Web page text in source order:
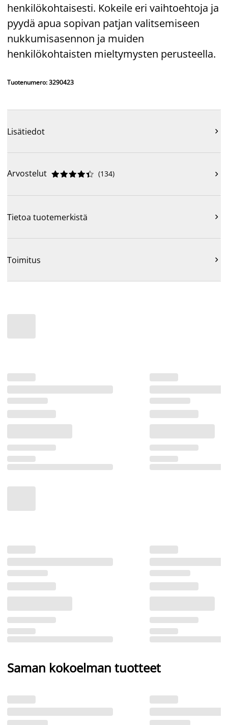
henkilökohtaisesti. Kokeile eri vaihtoehtoja ja
pyydä apua sopivan patjan valitsemiseen
nukkumisasennon ja muiden
henkilökohtaisten mieltymysten perusteella.
Tuotenumero: 3290423
Lisätiedot 
Arvostelut 




 (134) 
Tietoa tuotemerkistä 
Toimitus 
Saman kokoelman tuotteet